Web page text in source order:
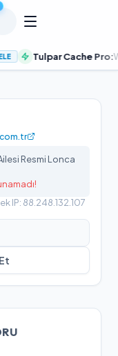
Tulpar Cache Pro:
Resmi Lonca
IP: 88.248.132.107